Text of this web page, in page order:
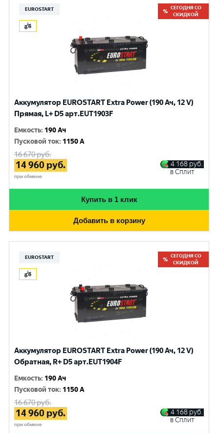
EUROSTART
СЕГОДНЯ СО
СКИДКОЙ
Аккумулятор EUROSTART Extra Power (190 Ач, 12 V)
Прямая, L+ D5 арт.EUT1903F
Емкость: 190 Ач
Пусковой ток: 1150 A
16 670руб.
14 960 руб.
при обмене
4 168 руб.
в Сплит
Купить в 1 клик
Добавить в корзину
EUROSTART
СЕГОДНЯ СО
СКИДКОЙ
Аккумулятор EUROSTART Extra Power (190 Ач, 12 V)
Обратная, R+ D5 арт.EUT1904F
Емкость: 190 Ач
Пусковой ток: 1150 A
16 670руб.
14 960 руб.
при обмене
4 168 руб.
в Сплит